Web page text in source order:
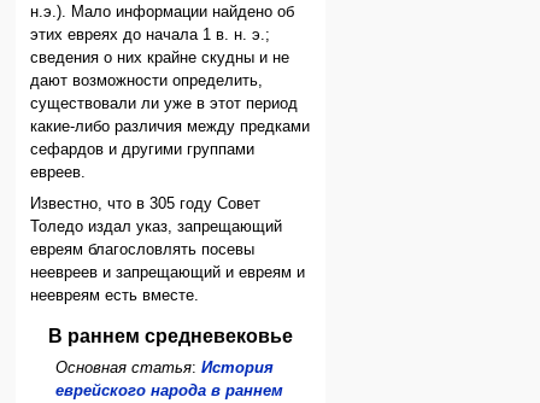
н.э.). Мало информации найдено об
этих евреях до начала 1 в. н. э.;
сведения о них крайне скудны и не
дают возможности определить,
существовали ли уже в этот период
какие-либо различия между предками
сефардов и другими группами
евреев.
Известно, что в 305 году Совет
Толедо издал указ, запрещающий
евреям благословлять посевы
неевреев и запрещающий и евреям и
неевреям есть вместе.
В раннем средневековье
Основная статья: История
еврейского народа в раннем